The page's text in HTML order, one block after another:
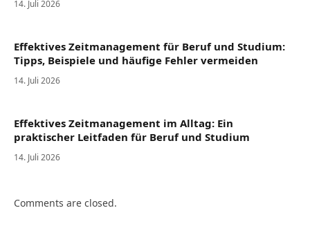
14. Juli 2026
Effektives Zeitmanagement für Beruf und Studium:
Tipps, Beispiele und häufige Fehler vermeiden
14. Juli 2026
Effektives Zeitmanagement im Alltag: Ein
praktischer Leitfaden für Beruf und Studium
14. Juli 2026
Comments are closed.